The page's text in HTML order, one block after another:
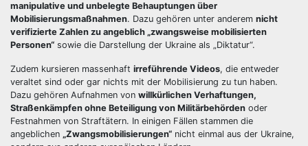
manipulative und unbelegte Behauptungen über
Mobilisierungsmaßnahmen. Dazu gehören unter anderem nicht
verifizierte Zahlen zu angeblich „zwangsweise mobilisierten
Personen“ sowie die Darstellung der Ukraine als „Diktatur“.
Zudem kursieren massenhaft irreführende Videos, die entweder
veraltet sind oder gar nichts mit der Mobilisierung zu tun haben.
Dazu gehören Aufnahmen von willkürlichen Verhaftungen,
Straßenkämpfen ohne Beteiligung von Militärbehörden oder
Festnahmen von Straftätern. In einigen Fällen stammen die
angeblichen „Zwangsmobilisierungen“ nicht einmal aus der Ukraine,